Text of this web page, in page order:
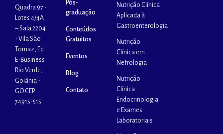
Quadra 97 -
Lotes 4/4A
– Sala 2204
- Vila São
Tomaz, Ed.
E-Business
Rio Verde,
Goiânia -
GO CEP:
74915-515
Pós-
graduação
Conteúdos
Gratuitos
Eventos
Blog
Contato
Nutrição Clínica
Aplicada à
Gastroenterologia
Nutrição
Clínica em
Nefrologia
Nutrição
Clínica
Endocrinologia
e Exames
Laboratoriais